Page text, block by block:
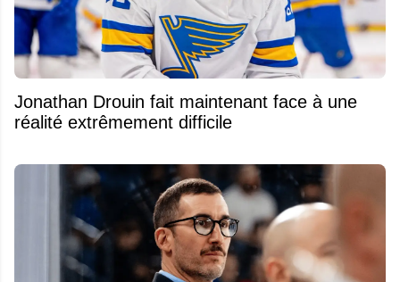
Jonathan Drouin fait maintenant face à une
réalité extrêmement difficile